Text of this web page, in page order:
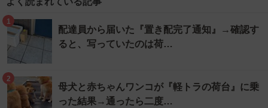
1
配達員から届いた『置き配完了通知』→確認す
ると、写っていたのは荷…
2
母犬と赤ちゃんワンコが『軽トラの荷台』に乗
った結果→通ったら二度…